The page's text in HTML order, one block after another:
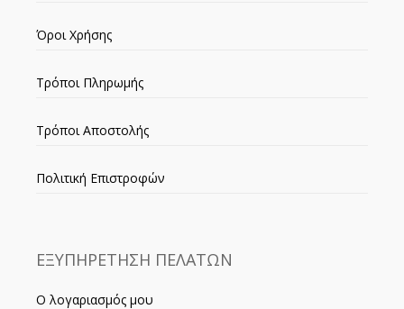
Όροι Χρήσης
Τρόποι Πληρωμής
Τρόποι Αποστολής
Πολιτική Επιστροφών
ΕΞΥΠΗΡΕΤΗΣΗ ΠΕΛΑΤΩΝ
Ο λογαριασμός μου